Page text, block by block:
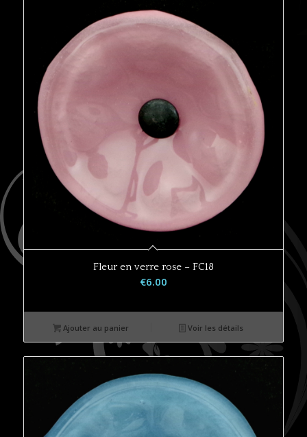
Fleur en verre rose – FC18
€6.00
Ajouter au panier Voir les détails